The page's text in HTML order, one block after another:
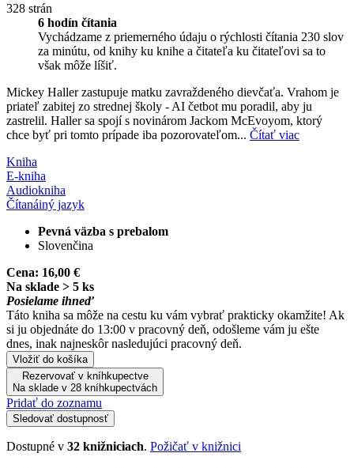
328 strán
6 hodín čítania
Vychádzame z priemerného údaju o rýchlosti čítania 230 slov
za minútu, od knihy ku knihe a čitateľa ku čitateľovi sa to
však môže líšiť.
Mickey Haller zastupuje matku zavraždeného dievčaťa. Vrahom je
priateľ zabitej zo strednej školy - AI četbot mu poradil, aby ju
zastrelil. Haller sa spojí s novinárom Jackom McEvoyom, ktorý
chce byť pri tomto prípade iba pozorovateľom... Čítať viac
Kniha
E-kniha
Audiokniha
Čítanáiný jazyk
Pevná väzba s prebalom
Slovenčina
Cena: 16,00 €
Na sklade > 5 ks
Posielame ihneď
Táto kniha sa môže na cestu ku vám vybrať prakticky okamžite! Ak
si ju objednáte do 13:00 v pracovný deň, odošleme vám ju ešte
dnes, inak najneskôr nasledujúci pracovný deň.
Vložiť do košíka
Rezervovať v kníhkupectve
Na sklade v 28 kníhkupectvách
Pridať do zoznamu
Sledovať dostupnosť
Dostupné v 32 knižniciach. Požičať v knižnici